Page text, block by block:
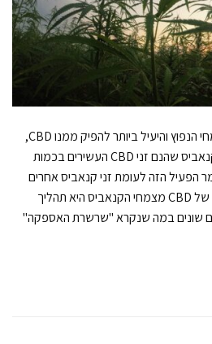
צמח הקנאביס הוא המקור הצמחי הנפוץ והיעיל ביותר להפיק ממנו CBD,
כאשר כמובן מדובר רק בשני קנאביס שהנם זני CBD העשירים בכמות
הפעיל הזה לעומת זני קנאביס אחרים
שמכילים בעיקר THC. ההפקה של CBD מצמחי הקנאביס היא תהליך
שונים במה שנקרא "שרשרת האספקה"